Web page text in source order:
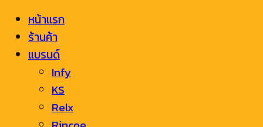
หน้าแรก
ร้านค้า
แบรนด์
Infy
KS
Relx